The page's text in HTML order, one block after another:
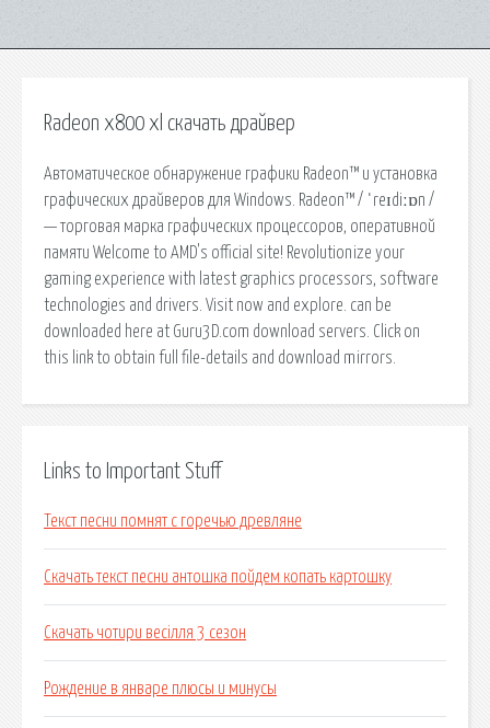
Radeon x800 xl скачать драйвер
Автоматическое обнаружение графики Radeon™ и установка
графических драйверов для Windows. Radeon™ / ˈreɪdiːɒn /
— торговая марка графических процессоров, оперативной
памяти Welcome to AMD's official site! Revolutionize your
gaming experience with latest graphics processors, software
technologies and drivers. Visit now and explore. can be
downloaded here at Guru3D.com download servers. Click on
this link to obtain full file-details and download mirrors.
Links to Important Stuff
Текст песни помнят с горечью древляне
Скачать текст песни антошка пойдем копать картошку
Скачать чотири весілля 3 сезон
Рождение в январе плюсы и минусы